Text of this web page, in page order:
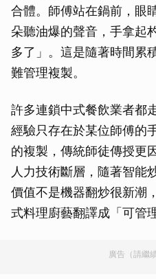
合體。師傅站在鍋前，眼
朵聽油爆的聲音，手拿起
多了」。這是隨著時間累
難管理複製。
許多連鎖中式餐飲業者都
經驗只存在於某位師傅的
的複製，傳統師徒傳授更
人力技術斷層，隨著智能
價值不是機器翻炒很新潮
式料理廚藝翻譯成「可管
廣告（請繼